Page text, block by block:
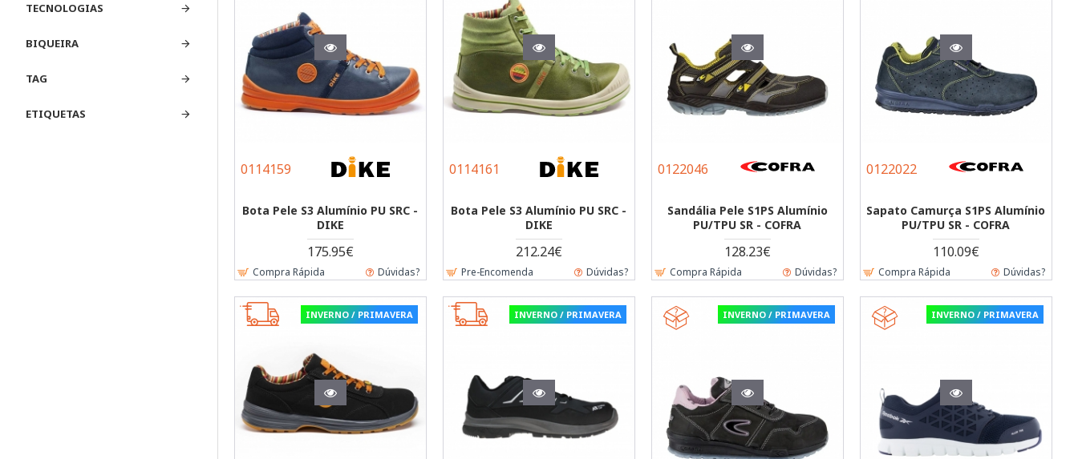
TAG
TECNOLOGIAS
BIQUEIRA
ETIQUETAS
0114159
Bota Pele S3 Alumínio PU SRC -
DIKE
175.95€
Compra Rápida Dúvidas?
0114161
Bota Pele S3 Alumínio PU SRC -
DIKE
212.24€
Pre-Encomenda Dúvidas?
0122046
Sandália Pele S1PS Alumínio
PU/TPU SR - COFRA
128.23€
Compra Rápida Dúvidas?
0122022
Sapato Camurça S1PS Alumínio
PU/TPU SR - COFRA
110.09€
Compra Rápida Dúvidas?
INVERNO / PRIMAVERA INVERNO / PRIMAVERA INVERNO / PRIMAVERA INVERNO / PRIMAVERA